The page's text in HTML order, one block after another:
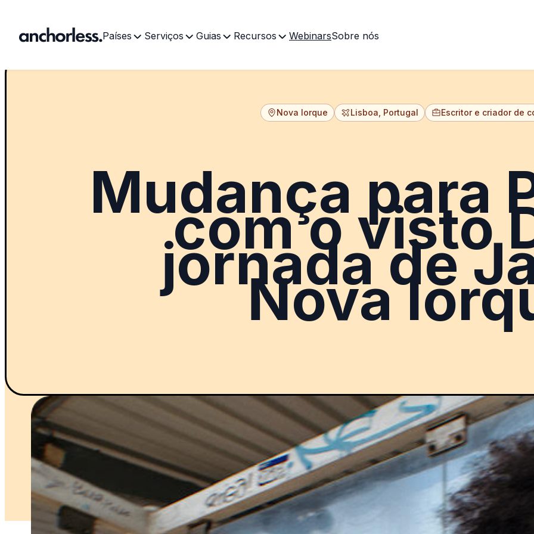
Países Serviços Guias Recursos WebinarsSobre nós
Nova Iorque Lisboa, Portugal Escritor e criador de
Mudança para
com o visto
jornada de
Nova